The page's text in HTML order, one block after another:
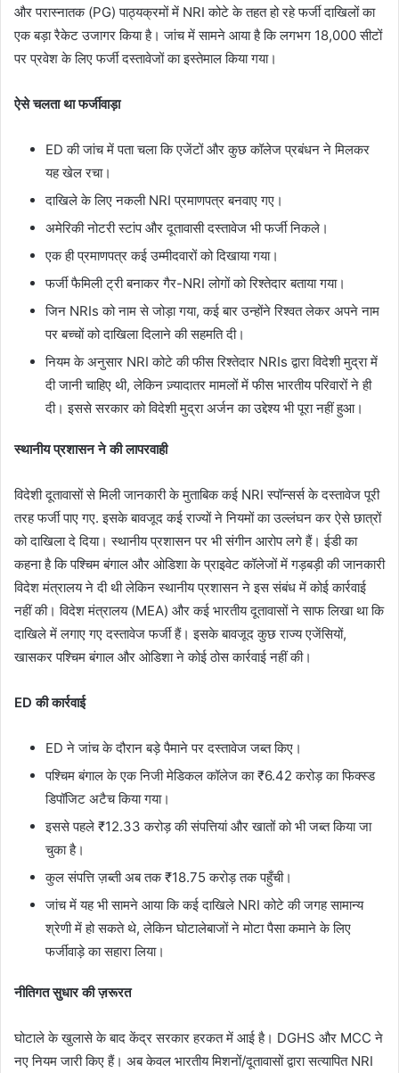
और परास्नातक (PG) पाठ्यक्रमों में NRI कोटे के तहत हो रहे फर्जी दाखिलों का
एक बड़ा रैकेट उजागर किया है। जांच में सामने आया है कि लगभग 18,000 सीटों
पर प्रवेश के लिए फर्जी दस्तावेजों का इस्तेमाल किया गया।
ऐसे चलता था फर्जीवाड़ा
ED की जांच में पता चला कि एजेंटों और कुछ कॉलेज प्रबंधन ने मिलकर
यह खेल रचा।
दाखिले के लिए नकली NRI प्रमाणपत्र बनवाए गए।
अमेरिकी नोटरी स्टांप और दूतावासी दस्तावेज भी फर्जी निकले।
एक ही प्रमाणपत्र कई उम्मीदवारों को दिखाया गया।
फर्जी फैमिली ट्री बनाकर गैर-NRI लोगों को रिश्तेदार बताया गया।
जिन NRIs को नाम से जोड़ा गया, कई बार उन्होंने रिश्वत लेकर अपने नाम
पर बच्चों को दाखिला दिलाने की सहमति दी।
नियम के अनुसार NRI कोटे की फीस रिश्तेदार NRIs द्वारा विदेशी मुद्रा में
दी जानी चाहिए थी, लेकिन ज़्यादातर मामलों में फीस भारतीय परिवारों ने ही
दी। इससे सरकार को विदेशी मुद्रा अर्जन का उद्देश्य भी पूरा नहीं हुआ।
स्थानीय प्रशासन ने की लापरवाही
विदेशी दूतावासों से मिली जानकारी के मुताबिक कई NRI स्पॉन्सर्स के दस्तावेज पूरी
तरह फर्जी पाए गए. इसके बावजूद कई राज्यों ने नियमों का उल्लंघन कर ऐसे छात्रों
को दाखिला दे दिया। स्थानीय प्रशासन पर भी संगीन आरोप लगे हैं। ईडी का
कहना है कि पश्चिम बंगाल और ओडिशा के प्राइवेट कॉलेजों में गड़बड़ी की जानकारी
विदेश मंत्रालय ने दी थी लेकिन स्थानीय प्रशासन ने इस संबंध में कोई कार्रवाई
नहीं की। विदेश मंत्रालय (MEA) और कई भारतीय दूतावासों ने साफ लिखा था कि
दाखिले में लगाए गए दस्तावेज फर्जी हैं। इसके बावजूद कुछ राज्य एजेंसियों,
खासकर पश्चिम बंगाल और ओडिशा ने कोई ठोस कार्रवाई नहीं की।
ED की कार्रवाई
ED ने जांच के दौरान बड़े पैमाने पर दस्तावेज जब्त किए।
पश्चिम बंगाल के एक निजी मेडिकल कॉलेज का ₹6.42 करोड़ का फिक्स्ड
डिपॉजिट अटैच किया गया।
इससे पहले ₹12.33 करोड़ की संपत्तियां और खातों को भी जब्त किया जा
चुका है।
कुल संपत्ति ज़ब्ती अब तक ₹18.75 करोड़ तक पहुँची।
जांच में यह भी सामने आया कि कई दाखिले NRI कोटे की जगह सामान्य
श्रेणी में हो सकते थे, लेकिन घोटालेबाजों ने मोटा पैसा कमाने के लिए
फर्जीवाड़े का सहारा लिया।
नीतिगत सुधार की ज़रूरत
घोटाले के खुलासे के बाद केंद्र सरकार हरकत में आई है। DGHS और MCC ने
नए नियम जारी किए हैं। अब केवल भारतीय मिशनों/दूतावासों द्वारा सत्यापित NRI